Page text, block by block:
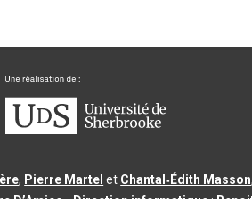
, Pierre Martel et Chantal‑Édith Masson